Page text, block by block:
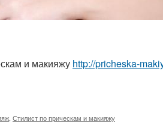
и макияжу http://pricheska-
Стилист по прическам и макияжу